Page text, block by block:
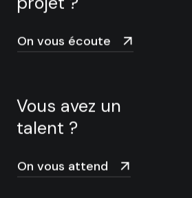
On vous écoute
Vous avez un
talent ?
On vous attend